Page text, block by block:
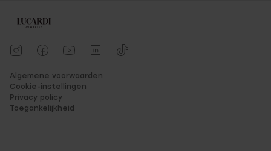
Algemene voorwaarden
Cookie-instellingen
Privacy policy
Toegankelijkheid